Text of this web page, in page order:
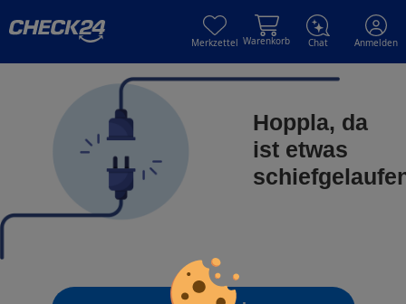
Merkzettel Warenkorb Chat Anmelden
Hoppla, da
ist etwas